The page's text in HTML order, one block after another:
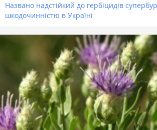
Названо надстійкий до гербіцидів
шкодочинністю в Україні